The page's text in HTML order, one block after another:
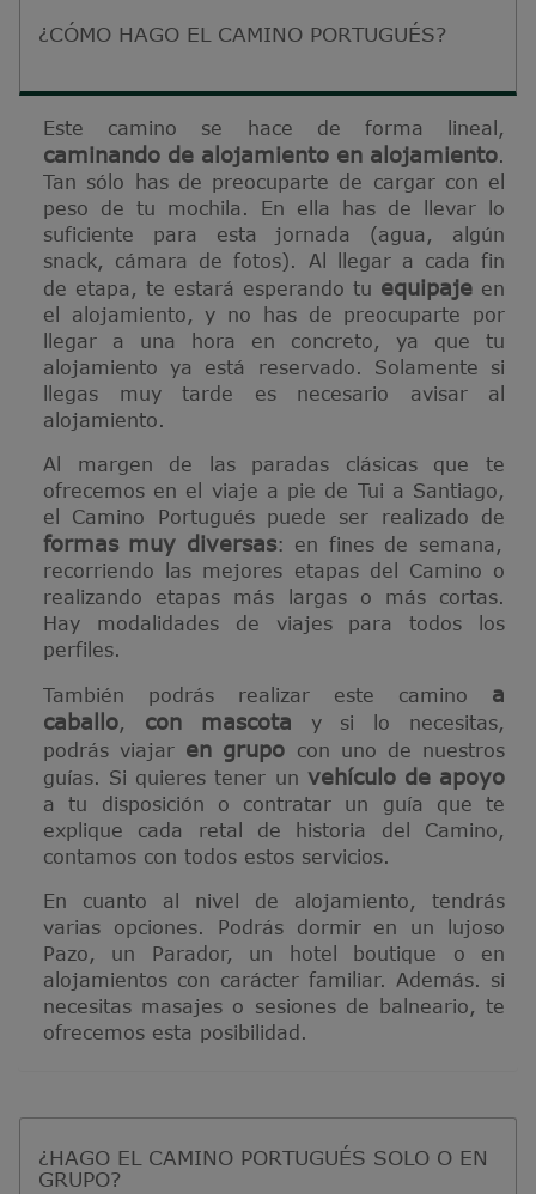
¿CÓMO HAGO EL CAMINO PORTUGUÉS?
Este camino se hace de forma lineal,
caminando de alojamiento en alojamiento.
Tan sólo has de preocuparte de cargar con el
peso de tu mochila. En ella has de llevar lo
suficiente para esta jornada (agua, algún
snack, cámara de fotos). Al llegar a cada fin
de etapa, te estará esperando tu equipaje en
el alojamiento, y no has de preocuparte por
llegar a una hora en concreto, ya que tu
alojamiento ya está reservado. Solamente si
llegas muy tarde es necesario avisar al
alojamiento.
Al margen de las paradas clásicas que te
ofrecemos en el viaje a pie de Tui a Santiago,
el Camino Portugués puede ser realizado de
formas muy diversas: en fines de semana,
recorriendo las mejores etapas del Camino o
realizando etapas más largas o más cortas.
Hay modalidades de viajes para todos los
perfiles.
También podrás realizar este camino a
caballo, con mascota
y si lo necesitas,
podrás viajar en grupo con uno de nuestros
guías. Si quieres tener un vehículo de apoyo
a tu disposición o contratar un guía que te
explique cada retal de historia del Camino,
contamos con todos estos servicios.
En cuanto al nivel de alojamiento, tendrás
varias opciones. Podrás dormir en un lujoso
Pazo, un Parador, un hotel boutique o en
alojamientos con carácter familiar. Además. si
necesitas masajes o sesiones de balneario, te
ofrecemos esta posibilidad.
¿HAGO EL CAMINO PORTUGUÉS SOLO O EN
GRUPO?